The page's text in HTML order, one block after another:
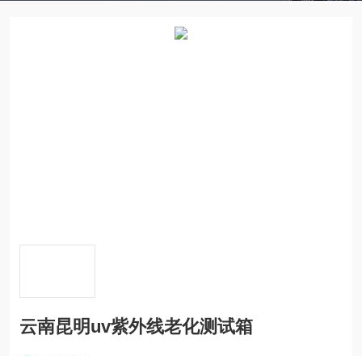
云南昆明uv紫外线老化测试箱